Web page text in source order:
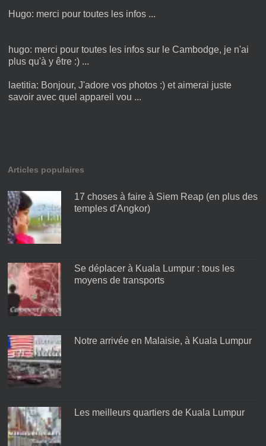
Hugo: merci pour toutes les infos ...
hugo: merci pour toutes les infos sur le Cambodge, je n'ai
plus qu'à y être :) ...
laetitia: Bonjour, J'adore vos photos :) et aimerai juste
savoir avec quel appareil vou ...
Articles populaires
17 choses à faire à Siem Reap (en plus des
temples d'Angkor)
Se déplacer à Kuala Lumpur : tous les
moyens de transports
Notre arrivée en Malaisie, à Kuala Lumpur
Les meilleurs quartiers de Kuala Lumpur